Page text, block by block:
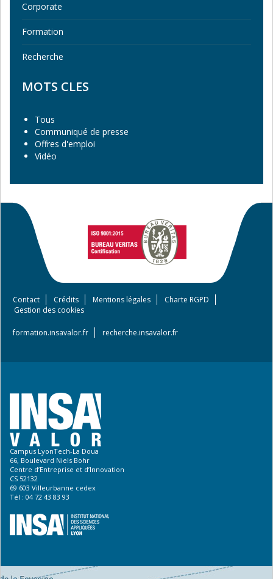
Corporate
Formation
Recherche
MOTS CLES
Tous
Communiqué de presse
Offres d'emploi
Vidéo
Footer
Contact Crédits Mentions légales
Charte RGPD
Gestion des cookies
formation.insavalor.fr recherche.insavalor.fr
Campus LyonTech-La Doua
66, Boulevard Niels Bohr
Centre d’Entreprise et d’Innovation
CS 52132
69 603 Villeurbanne cedex
Tél : 04 72 43 83 93